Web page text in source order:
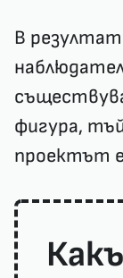
В
фигура,
проектът